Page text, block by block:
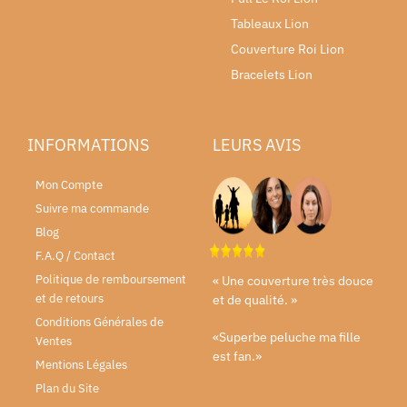
Tableaux Lion
Couverture Roi Lion
Bracelets Lion
INFORMATIONS
Mon Compte
Suivre ma commande
Blog
F.A.Q / Contact
Politique de remboursement
et de retours
Conditions Générales de
Ventes
Mentions Légales
Plan du Site
LEURS AVIS
« Une couverture très douce
et de qualité. »
«Superbe peluche ma fille
est fan.»